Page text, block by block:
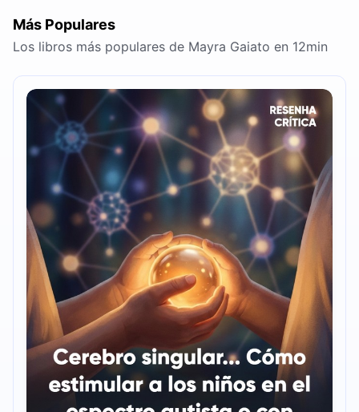
Más Populares
Los libros más populares de Mayra Gaiato en 12min